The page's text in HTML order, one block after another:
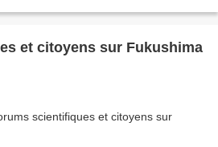
et citoyens sur Fukushima